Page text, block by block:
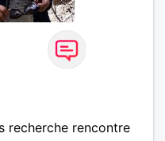
recherche rencontre